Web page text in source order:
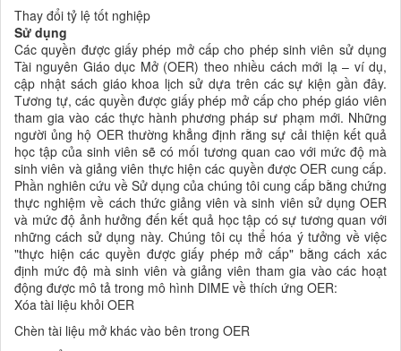
Thay đổi tỷ lệ tốt nghiệp
Sử dụng
Các quyền được giấy phép mở cấp cho phép sinh viên sử dụng
Tài nguyên Giáo dục Mở (OER) theo nhiều cách mới lạ – ví dụ,
cập nhật sách giáo khoa lịch sử dựa trên các sự kiện gần đây.
Tương tự, các quyền được giấy phép mở cấp cho phép giáo viên
tham gia vào các thực hành phương pháp sư phạm mới. Những
người ủng hộ OER thường khẳng định rằng sự cải thiện kết quả
học tập của sinh viên sẽ có mối tương quan cao với mức độ mà
sinh viên và giảng viên thực hiện các quyền được OER cung cấp.
Phần nghiên cứu về Sử dụng của chúng tôi cung cấp bằng chứng
thực nghiệm về cách thức giảng viên và sinh viên sử dụng OER
và mức độ ảnh hưởng đến kết quả học tập có sự tương quan với
những cách sử dụng này. Chúng tôi cụ thể hóa ý tưởng về việc
"thực hiện các quyền được giấy phép mở cấp" bằng cách xác
định mức độ mà sinh viên và giảng viên tham gia vào các hoạt
động được mô tả trong mô hình DIME về thích ứng OER:
Xóa tài liệu khỏi OER
Chèn tài liệu mở khác vào bên trong OER